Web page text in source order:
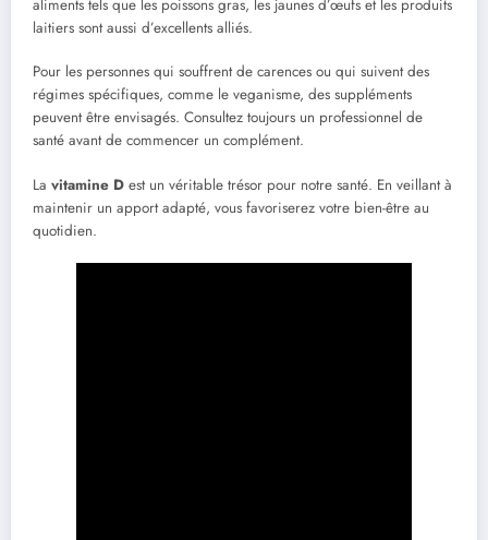
aliments tels que les poissons gras, les jaunes d’œufs et les produits
laitiers sont aussi d’excellents alliés.
Pour les personnes qui souffrent de carences ou qui suivent des
régimes spécifiques, comme le veganisme, des suppléments
peuvent être envisagés. Consultez toujours un professionnel de
santé avant de commencer un complément.
La vitamine D est un véritable trésor pour notre santé. En veillant à
maintenir un apport adapté, vous favoriserez votre bien-être au
quotidien.